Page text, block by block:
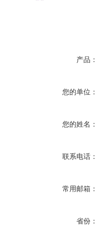
产品：
您的单位：
您的姓名：
联系电话：
常用邮箱：
省份：